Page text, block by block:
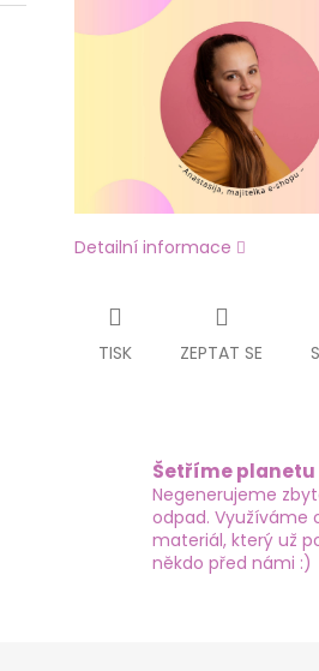
Detailní informace
TISK ZEPTAT SE
Šetříme planetu
Negenerujeme
odpad. Využíváme
materiál, který už
někdo před námi :)